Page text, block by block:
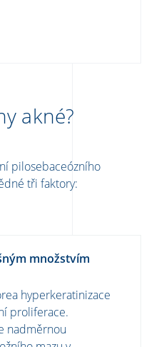
akné?
pilosebaceózního
tři faktory:
množstvím
hyperkeratinizace
proliferace.
nadměrnou